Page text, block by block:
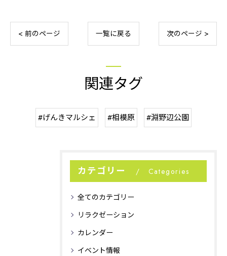
< 前のページ 一覧に戻る 次のページ >
関連タグ
#げんきマルシェ #相模原 #淵野辺公園
カテゴリー Categories
全てのカテゴリー
リラクゼーション
カレンダー
イベント情報